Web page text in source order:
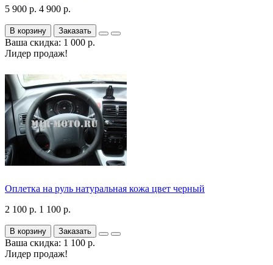
5 900 р. 4 900 р.
В корзину Заказать
Ваша скидка: 1 000 р.
Лидер продаж!
Оплетка на руль натуральная кожа цвет черный
2 100 р. 1 100 р.
В корзину Заказать
Ваша скидка: 1 100 р.
Лидер продаж!